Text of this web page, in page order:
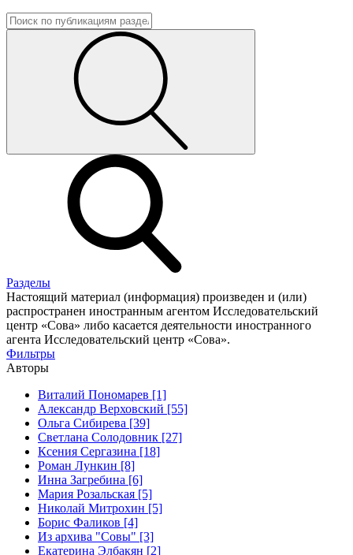
Разделы
Настоящий материал (информация) произведен и (или)
распространен иностранным агентом Исследовательский
центр «Сова» либо касается деятельности иностранного
агента Исследовательский центр «Сова».
Фильтры
Авторы
Виталий Пономарев [1]
Александр Верховский [55]
Ольга Сибирева [39]
Светлана Солодовник [27]
Ксения Сергазина [18]
Роман Лункин [8]
Инна Загребина [6]
Мария Розальская [5]
Николай Митрохин [5]
Борис Фаликов [4]
Из архива "Совы" [3]
Екатерина Элбакян [2]